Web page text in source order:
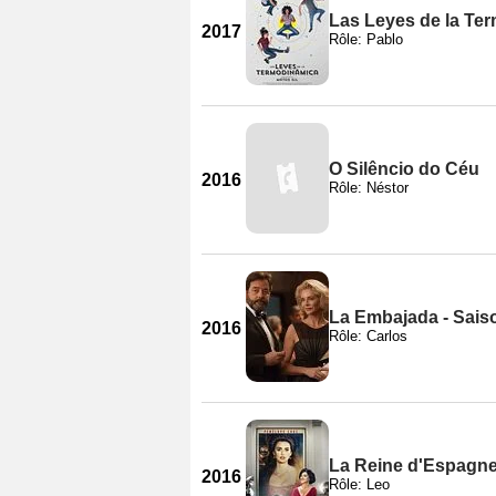
2017
Las Leyes de la
Rôle: Pablo
2016
O Silêncio do Céu
Rôle: Néstor
2016
La Embajada -
Rôle: Carlos
2016
La Reine
Rôle: Leo